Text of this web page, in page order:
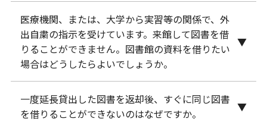
教員の場合、貸出可能です。貸出期間は1週間です。
電子ブックの主なリストはこちら
電子ブックのアクセスはこちら
※参考図書…図書の背表紙の下部に貼られているラ
ベルに、赤い線が引かれており、分類に「R」のアル
ファベットが記載されています。
いたします。
一部DVDは発行所へ承諾をとる必要があります。
板橋・狭山どちらの図書館でも返却ができます。
医療機関、または、大学から実習等の関係で、外
出自粛の指示を受けています。来館して図書を借
りることができません。図書館の資料を借りたい
場合はどうしたらよいでしょうか。
図書の郵送サービスを利用できます。図書館宛に申
請書を提出してください。 図書館から担当教員に確
一度延長貸出した図書を返却後、すぐに同じ図書
を借りることができないのはなぜですか。